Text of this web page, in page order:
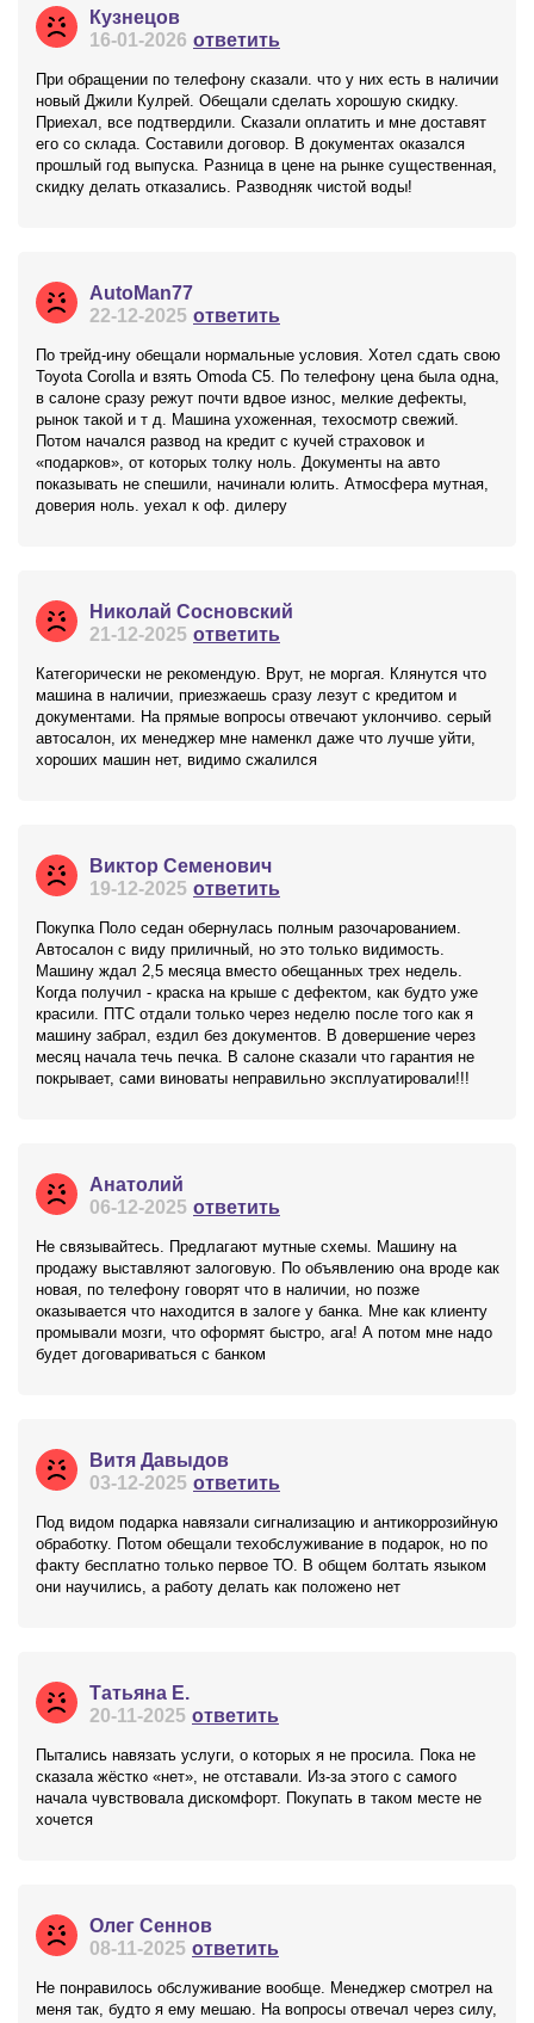
Кузнецов
16-01-2026 ответить
При обращении по телефону сказали. что у них есть в наличии
новый Джили Кулрей. Обещали сделать хорошую скидку.
Приехал, все подтвердили. Сказали оплатить и мне доставят
его со склада. Составили договор. В документах оказался
прошлый год выпуска. Разница в цене на рынке существенная,
скидку делать отказались. Разводняк чистой воды!
AutoMan77
22-12-2025 ответить
По трейд-ину обещали нормальные условия. Хотел сдать свою
Toyota Corolla и взять Omoda C5. По телефону цена была одна,
в салоне сразу режут почти вдвое износ, мелкие дефекты,
рынок такой и т д. Машина ухоженная, техосмотр свежий.
Потом начался развод на кредит с кучей страховок и
«подарков», от которых толку ноль. Документы на авто
показывать не спешили, начинали юлить. Атмосфера мутная,
доверия ноль. уехал к оф. дилеру
Николай Сосновский
21-12-2025 ответить
Категорически не рекомендую. Врут, не моргая. Клянутся что
машина в наличии, приезжаешь сразу лезут с кредитом и
документами. На прямые вопросы отвечают уклончиво. серый
автосалон, их менеджер мне наменкл даже что лучше уйти,
хороших машин нет, видимо сжалился
Виктор Семенович
19-12-2025 ответить
Покупка Поло седан обернулась полным разочарованием.
Автосалон с виду приличный, но это только видимость.
Машину ждал 2,5 месяца вместо обещанных трех недель.
Когда получил - краска на крыше с дефектом, как будто уже
красили. ПТС отдали только через неделю после того как я
машину забрал, ездил без документов. В довершение через
месяц начала течь печка. В салоне сказали что гарантия не
покрывает, сами виноваты неправильно эксплуатировали!!!
Анатолий
06-12-2025 ответить
Не связывайтесь. Предлагают мутные схемы. Машину на
продажу выставляют залоговую. По объявлению она вроде как
новая, по телефону говорят что в наличии, но позже
оказывается что находится в залоге у банка. Мне как клиенту
промывали мозги, что оформят быстро, ага! А потом мне надо
будет договариваться с банком
Витя Давыдов
03-12-2025 ответить
Под видом подарка навязали сигнализацию и антикоррозийную
обработку. Потом обещали техобслуживание в подарок, но по
факту бесплатно только первое ТО. В общем болтать языком
они научились, а работу делать как положено нет
Татьяна Е.
20-11-2025 ответить
Пытались навязать услуги, о которых я не просила. Пока не
сказала жёстко «нет», не отставали. Из-за этого с самого
начала чувствовала дискомфорт. Покупать в таком месте не
хочется
Олег Сеннов
08-11-2025 ответить
Не понравилось обслуживание вообще. Менеджер смотрел на
меня так, будто я ему мешаю. На вопросы отвечал через силу,